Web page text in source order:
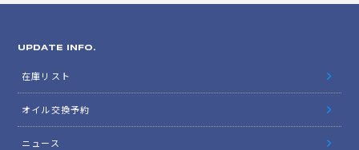
UPDATE INFO.
在庫リスト
オイル交換予約
ニュース